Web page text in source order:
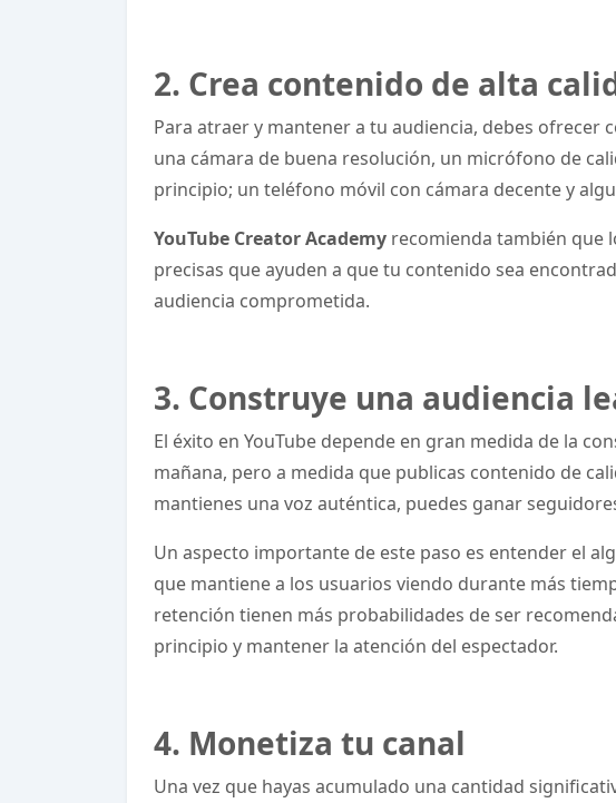
2. Crea contenido de alta
Para atraer y mantener a tu audiencia, debes ofrecer
una cámara de buena resolución, un micrófono de
principio; un teléfono móvil con cámara decente y
YouTube Creator Academy recomienda también que
precisas que ayuden a que tu contenido sea
audiencia comprometida.
3. Construye una audiencia
El éxito en YouTube depende en gran medida de la
mañana, pero a medida que publicas contenido de
mantienes una voz auténtica, puedes ganar
Un aspecto importante de este paso es entender el
que mantiene a los usuarios viendo durante más
retención tienen más probabilidades de ser
principio y mantener la atención del espectador.
4. Monetiza tu canal
Una vez que hayas acumulado una cantidad